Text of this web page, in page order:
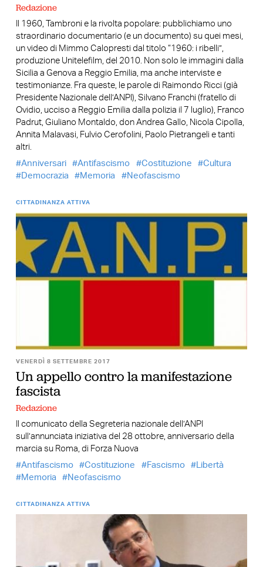
Redazione
Il 1960, Tambroni e la rivolta popolare: pubblichiamo uno
straordinario documentario (e un documento) su quei mesi,
un video di Mimmo Calopresti dal titolo “1960: i ribelli”,
produzione Unitelefilm, del 2010. Non solo le immagini dalla
Sicilia a Genova a Reggio Emilia, ma anche interviste e
testimonianze. Fra queste, le parole di Raimondo Ricci (già
Presidente Nazionale dell’ANPI), Silvano Franchi (fratello di
Ovidio, ucciso a Reggio Emilia dalla polizia il 7 luglio), Franco
Padrut, Giuliano Montaldo, don Andrea Gallo, Nicola Cipolla,
Annita Malavasi, Fulvio Cerofolini, Paolo Pietrangeli e tanti
altri.
Anniversari
Antifascismo Costituzione
Cultura
Democrazia
Memoria Neofascismo
CITTADINANZA ATTIVA
VENERDÌ 8 SETTEMBRE 2017
Un appello contro la manifestazione
fascista
Redazione
Il comunicato della Segreteria nazionale dell’ANPI
sull’annunciata iniziativa del 28 ottobre, anniversario della
marcia su Roma, di Forza Nuova
Antifascismo
Costituzione Fascismo
Libertà
Memoria
Neofascismo
CITTADINANZA ATTIVA